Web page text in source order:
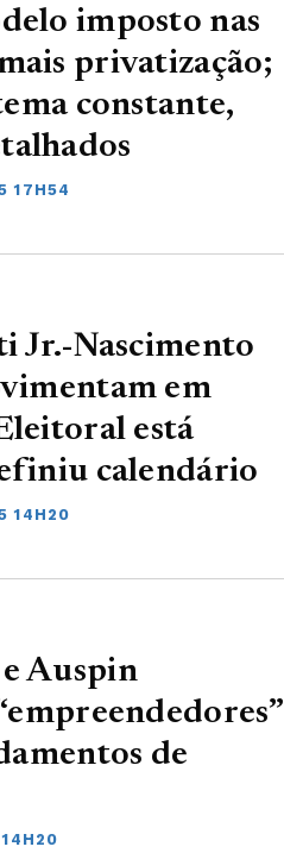
imposto nas
privatização;
constante,
17H54
Jr.-Nascimento
em
está
calendário
14H20
Auspin
de